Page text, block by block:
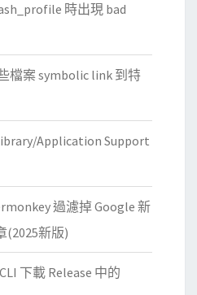
，
得
S
L
f
r
F
r
e
e
時出現 bad
檔案 symbolic link 到特
Application Support
過濾掉 Google 新
(2025新版)
下載 Release 中的